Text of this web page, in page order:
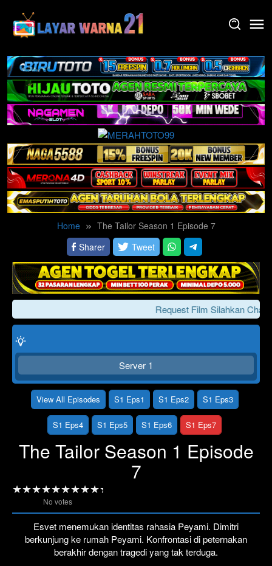
content
Home
The Tailor Season 1 Episode 7
Sharer
Tweet
Request Film Silahkan Chat
Lewati >>>
Click To Play
Server 1
View All Episodes S1 Eps1 S1 Eps2 S1 Eps3
S1 Eps4 S1 Eps5 S1 Eps6 S1 Eps7
The Tailor Season 1 Episode
7
No votes
Esvet menemukan identitas rahasia Peyami. Dimitri
berkunjung ke rumah Peyami. Konfrontasi di peternakan
berakhir dengan tragedi yang tak terduga.